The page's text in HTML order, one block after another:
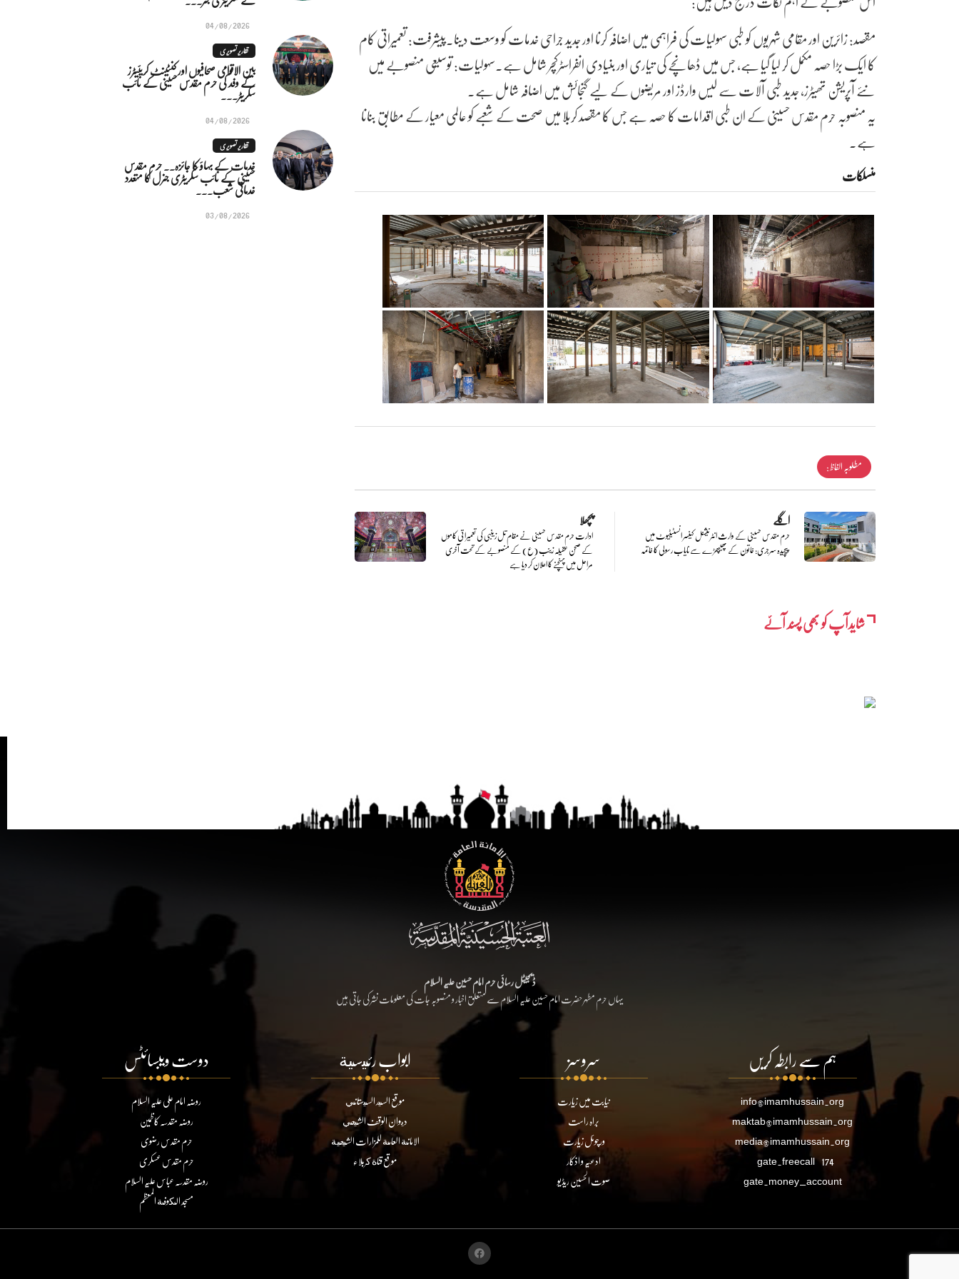
مقصد: زائرین اور مقامی شہریوں کو طبی سہولیات کی فراہمی میں اضافہ کرنا اور جدید جراحی خدمات کو وسعت دینا۔پیشرفت: تعمیراتی کام
کا ایک بڑا حصہ مکمل کر لیا گیا ہے، جس میں ڈھانچے کی تیاری اور بنیادی انفراسٹرکچر شامل ہے۔سہولیات: توسیعی منصوبے میں
نئے آپریشن تھیٹرز، جدید طبی آلات سے لیس وارڈز اور مریضوں کے لیے گنجائش میں اضافہ شامل ہے۔
یہ منصوبہ حرم مقدس حسینی کے ان طبی اقدامات کا حصہ ہے جس کا مقصد کربلا میں صحت کے شعبے کو عالمی معیار کے مطابق بنانا
ہے۔
منسلکات
مطلوبہ الفاظ :
پچھلا
ادارت حرم مقدس حسینی نے مقام تل زینبی کی تعمیراتی کاموں
کے صحن عقیلہ زینب (ع) کے منصوبے کے تحت آخری
مراحل میں پہنچنے کا اعلان کر دیا ہے
اگلے
حرم مقدس حسینی کے وارث انٹرنیشنل کینسر انسٹیٹیوٹ میں
پیچیدہ سرجری: خاتون کے پھیپھڑے سے نایاب رسولی کا خاتمہ
شایدآپ کو بھی پسند آئے
04/08/2026
تقاریر تصویری
بین الاقوامی صحافیوں اور کنٹینٹ کریئیٹرز
کے وفد کی حرم مقدس حسینی کے نائب
سکریٹر...
04/08/2026
تقاریر تصویری
خدمات کے بہاؤ کا جائزہ.. حرم مقدس
حسینی کے نائب سکریٹری جنرل کا متعدد
خدماتی شعب...
03/08/2026
ڈیجیٹل رسائی حرم امام حسین علیہ السلام
یہاں حرم مطہر حضرت امام حسین علیہ السلام سے متعلق اخبار و منصوبہ جات کی معلومات نشر کی جاتی ہیں
ہم سے رابطہ کریں
info@imamhussain.org
maktab@imamhussain.org
media@imamhussain.org
gate.freecall 174
gate.money_account
سروسز
نیابت میں زیارت
براہ راست
ورچوئل زیارت
ادعیہ و اذکار
صوت الحسین ریڈیو
ابواب رئيسية
موقع السيد السيستاني
ديوان الوقف الشيعي
الامانة العامة للمزارات الشيعية
موقع قناة كربلاء
دوست ویبسائٹس
روضہ امام علی علیہ السلام
روضہ مقدسہ کاظمین
حرم مقدس رضوی
حرم مقدس عسکری
روضہ مقدسہ عباس علیہ السلام
مسجد الكوفة المعظم